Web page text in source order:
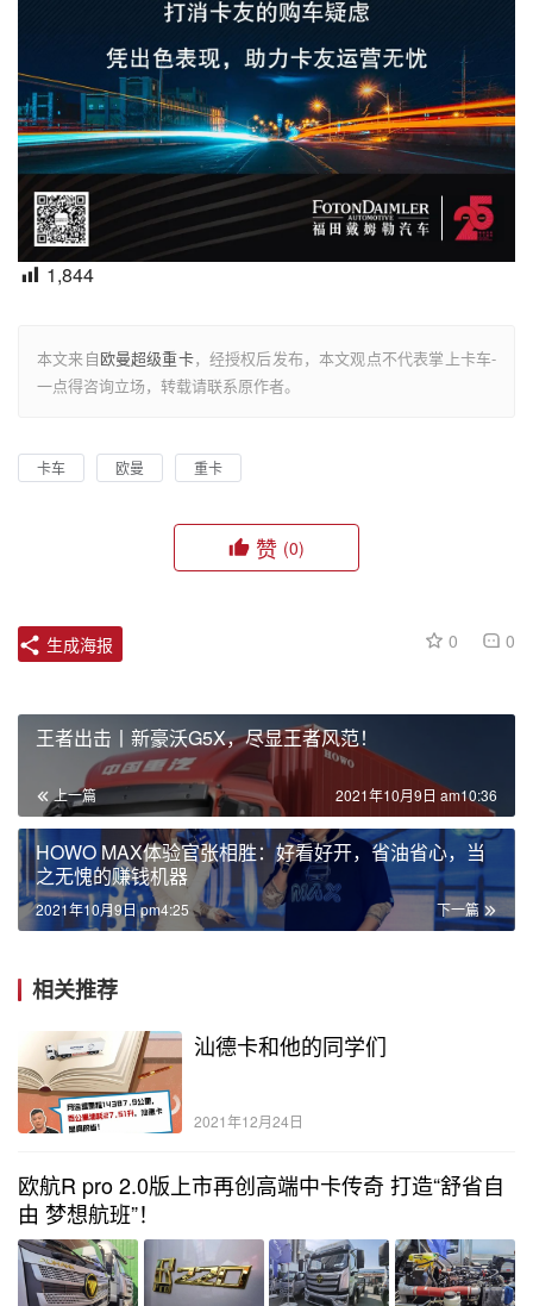
1,844
本文来自欧曼超级重卡，经授权后发布，本文观点不代表掌上卡车-
一点得咨询立场，转载请联系原作者。
卡车 欧曼 重卡
赞 (0)
0 0
生成海报
王者出击丨新豪沃G5X，尽显王者风范！
上一篇 2021年10月9日 am10:36
HOWO MAX体验官张相胜：好看好开，省油省心，当
之无愧的赚钱机器
下一篇
2021年10月9日 pm4:25
相关推荐
汕德卡和他的同学们
2021年12月24日
欧航R pro 2.0版上市再创高端中卡传奇 打造“舒省自
由 梦想航班”！